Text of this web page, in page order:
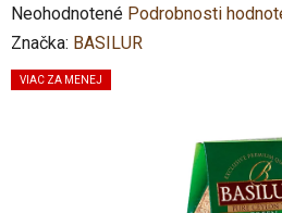
Priemerné
hodnotenie
produktu
Neohodnotené Podrobnosti
Značka: BASILUR
VIAC ZA MENEJ